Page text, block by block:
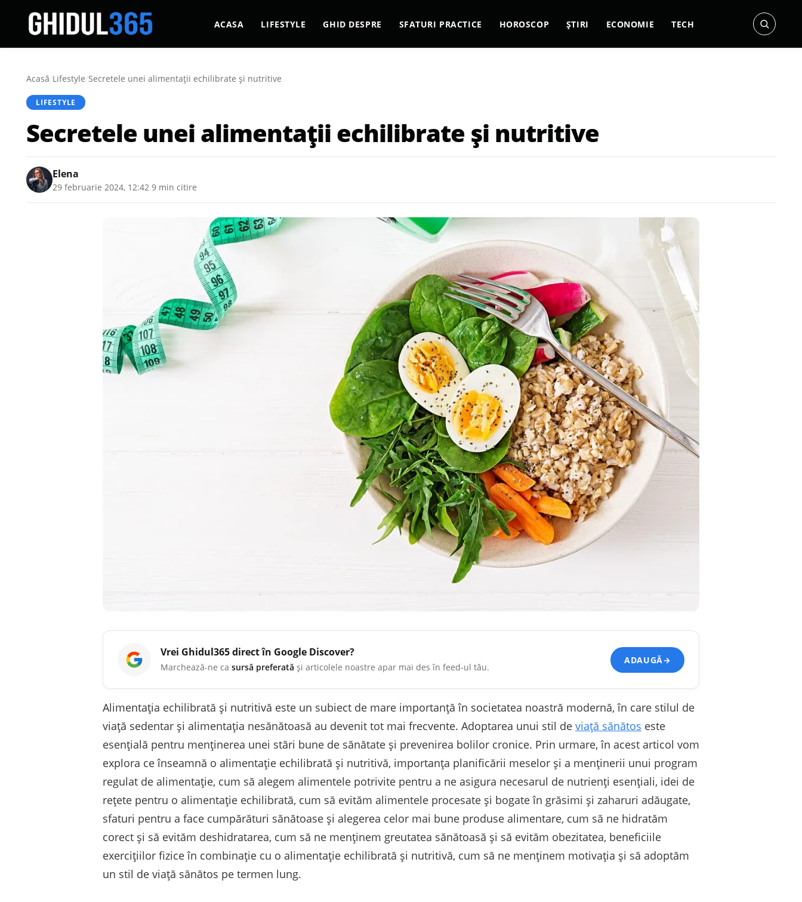
ACASA LIFESTYLE GHID DESPRE SFATURI PRACTICE HOROSCOP ȘTIRI ECONOMIE TECH
Acasă/Lifestyle/Secretele unei alimentații echilibrate și nutritive
LIFESTYLE
Secretele unei alimentații echilibrate și nutritive
Elena
29 februarie 2024, 12:42 9 min citire
Vrei Ghidul365direct în Google Discover?
Marchează-ne ca sursă preferată și articolele noastre apar mai des în feed-ul tău.
ADAUGĂ→
Alimentația echilibrată și nutritivă este un subiect de mare importanță în societatea noastră modernă, în care stilul de
viață sedentar și alimentația nesănătoasă au devenit tot mai frecvente. Adoptarea unui stil de viață sănătos este
esențială pentru menținerea unei stări bune de sănătate și prevenirea bolilor cronice. Prin urmare, în acest articol vom
explora ce înseamnă o alimentație echilibrată și nutritivă, importanța planificării meselor și a menținerii unui program
regulat de alimentație, cum să alegem alimentele potrivite pentru a ne asigura necesarul de nutrienți esențiali, idei de
rețete pentru o alimentație echilibrată, cum să evităm alimentele procesate și bogate în grăsimi și zaharuri adăugate,
sfaturi pentru a face cumpărături sănătoase și alegerea celor mai bune produse alimentare, cum să ne hidratăm
corect și să evităm deshidratarea, cum să ne menținem greutatea sănătoasă și să evităm obezitatea, beneficiile
exercițiilor fizice în combinație cu o alimentație echilibrată și nutritivă, cum să ne menținem motivația și să adoptăm
un stil de viață sănătos pe termen lung.